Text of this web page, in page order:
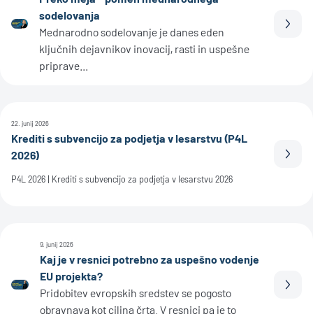
sodelovanja
Mednarodno sodelovanje je danes eden
ključnih dejavnikov inovacij, rasti in uspešne
priprave...
22. junij 2026
Krediti s subvencijo za podjetja v lesarstvu (P4L
2026)
P4L 2026 | Krediti s subvencijo za podjetja v lesarstvu 2026
9. junij 2026
Kaj je v resnici potrebno za uspešno vodenje
EU projekta?
Pridobitev evropskih sredstev se pogosto
obravnava kot ciljna črta. V resnici pa je to